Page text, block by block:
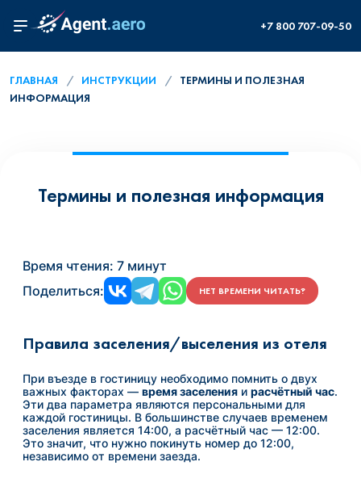
+7 800 707-09-50
ГЛАВНАЯ ИНСТРУКЦИИ
ТЕРМИНЫ И ПОЛЕЗНАЯ
ИНФОРМАЦИЯ
Термины и полезная информация
Время чтения: 7 минут
Поделиться:
НЕТ ВРЕМЕНИ ЧИТАТЬ?
Правила заселения/выселения из отеля
При въезде в гостиницу необходимо помнить о двух
важных факторах — время заселения и расчётный час.
Эти два параметра являются персональными для
каждой гостиницы. В большинстве случаев временем
заселения является 14:00, а расчётный час — 12:00.
Это значит, что нужно покинуть номер до 12:00,
независимо от времени заезда.